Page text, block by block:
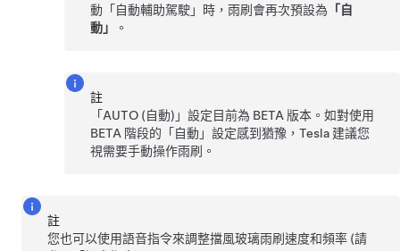
動「 自動輔助駕駛」時，雨刷會再次預設為 「自
動」
。
註
「AUTO (自動)」設定目前為 BETA 版本。如對使用
BETA 階段的「自動」設定感到猶豫，Tesla 建議您
視需要手動操作雨刷。
註
您也可以使用語音指令來調整擋風玻璃雨刷速度和頻率 (請